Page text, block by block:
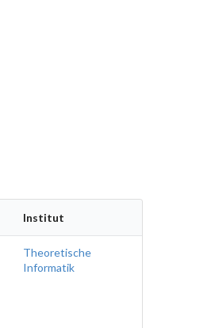
Institut
Theoretische
Informatik